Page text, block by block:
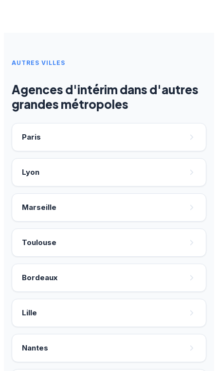
AUTRES VILLES
Agences d'intérim dans d'autres
grandes métropoles
Paris
Lyon
Marseille
Toulouse
Bordeaux
Lille
Nantes